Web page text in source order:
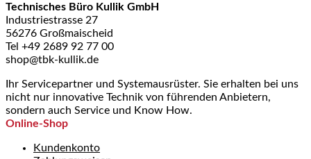
Technisches Büro Kullik GmbH
Industriestrasse 27
56276 Großmaischeid
Tel +49 2689 92 77 00
shop@tbk-kullik.de
Ihr Servicepartner und Systemausrüster. Sie erhalten bei uns
nicht nur innovative Technik von führenden Anbietern,
sondern auch Service und Know How.
Online-Shop
Kundenkonto